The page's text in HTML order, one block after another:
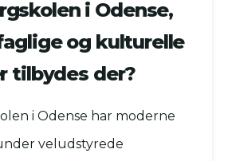
i Odense,
og kulturelle
tilbydes der?
i Odense har moderne
veludstyrede